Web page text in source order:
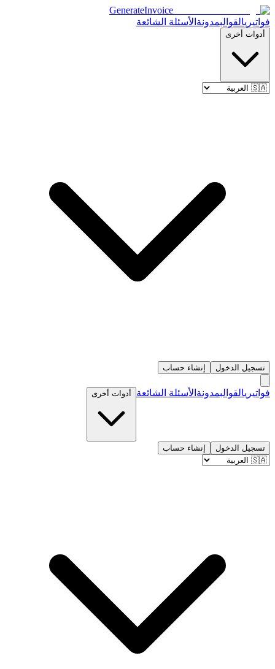
GenerateInvoice
فواتيريالقوالبمدونة الأسئلة الشائعة
أدوات أخرى
تسجيل الدخول إنشاء حساب
فواتيريالقوالبمدونة الأسئلة الشائعة أدوات أخرى
تسجيل الدخول إنشاء حساب